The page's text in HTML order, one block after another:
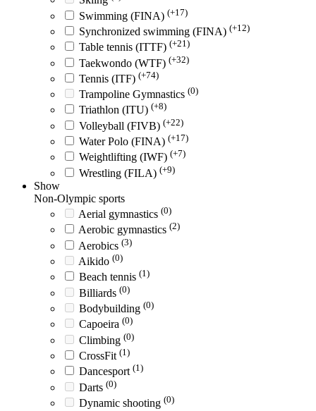
Swimming (FINA) (+17)
Synchronized swimming (FINA) (+12)
Table tennis (ITTF) (+21)
Taekwondo (WTF) (+32)
Tennis (ITF) (+74)
Trampoline Gymnastics (0)
Triathlon (ITU) (+8)
Volleyball (FIVB) (+22)
Water Polo (FINA) (+17)
Weightlifting (IWF) (+7)
Wrestling (FILA) (+9)
Show
Non-Olympic sports
Aerial gymnastics (0)
Aerobic gymnastics (2)
Aerobics (3)
Aikido (0)
Beach tennis (1)
Billiards (0)
Bodybuilding (0)
Capoeira (0)
Climbing (0)
CrossFit (1)
Dancesport (1)
Darts (0)
Dynamic shooting (0)